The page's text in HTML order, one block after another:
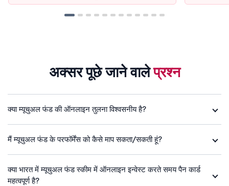
अक्सर पूछे जाने वालेप्रश्न
क्या म्यूचुअल फंड की ऑनलाइन तुलना विश्वसनीय है?
मैं म्यूचुअल फंड के परफॉर्मेंस को कैसे माप सकता/सकती हूं?
क्या भारत में म्यूचुअल फंड स्कीम में ऑनलाइन इन्वेस्ट करते समय पैन कार्ड
महत्वपूर्ण है?